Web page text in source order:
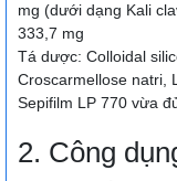
mg (dưới dạng Kali
333,7 mg
Tá dược: Colloidal
Croscarmellose natri,
Sepifilm LP 770 vừa
2. Công